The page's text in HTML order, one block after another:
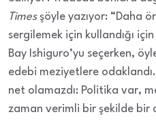
Timesşöyle yazıyor: “Daha
sergilemek için kullandığı
Bay Ishiguro’yu seçerken,
edebi meziyetlere
net olamazdı: Politika var,
zaman verimli bir şekilde bir